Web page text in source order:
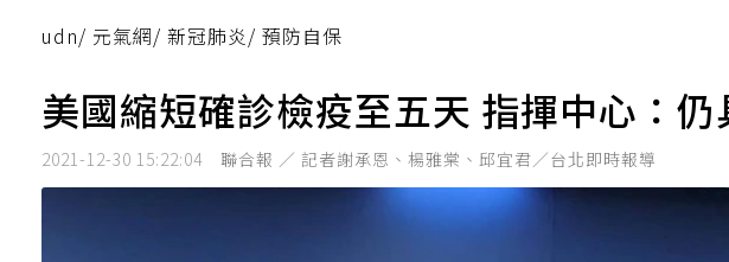
udn/ 元氣網/ 新冠肺炎/ 預防自保
美國縮短確診檢疫至五天 指揮中心：
2021-12-30 15:22:04 聯合報 ／ 記者謝承恩、楊雅棠、邱宜君／台北即時報導